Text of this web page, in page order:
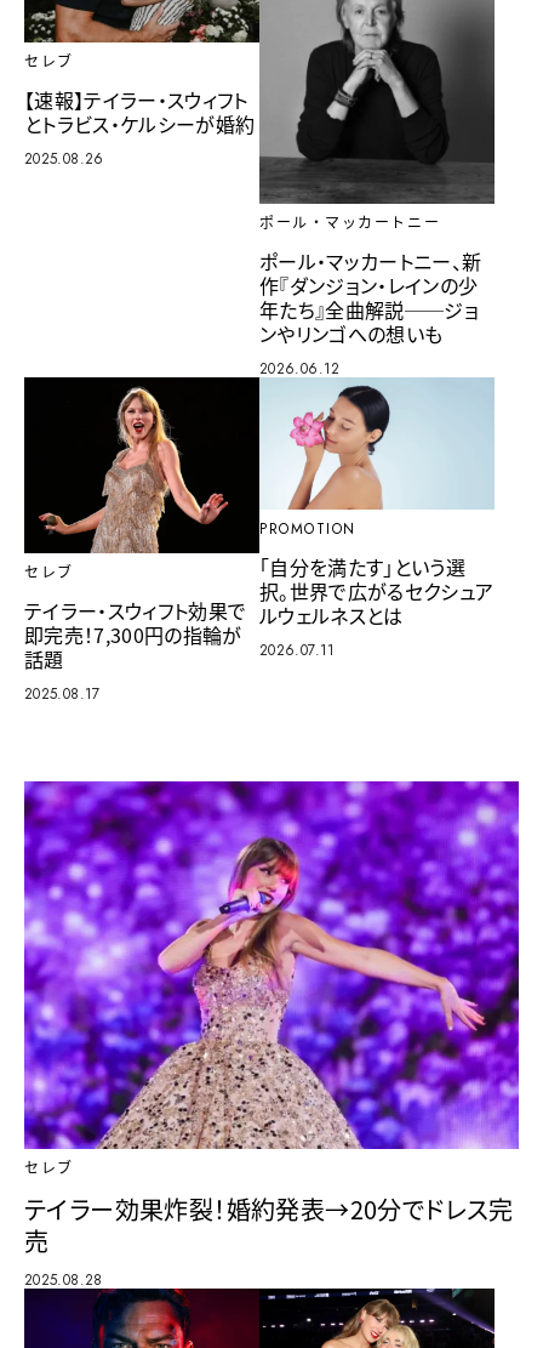
セレブ
【速報】テイラー・スウィフト
とトラビス・ケルシーが婚約
2025.08.26
ポール・マッカートニー
ポール・マッカートニー、新
作『ダンジョン・レインの少
年たち』全曲解説──ジョ
ンやリンゴへの想いも
2026.06.12
セレブ
テイラー・スウィフト効果で
即完売！7,300円の指輪が
話題
2025.08.17
PROMOTION
「自分を満たす」という選
択。世界で広がるセクシュア
ルウェルネスとは
2026.07.11
セレブ
テイラー効果炸裂！婚約発表→20分でドレス完
売
2025.08.28